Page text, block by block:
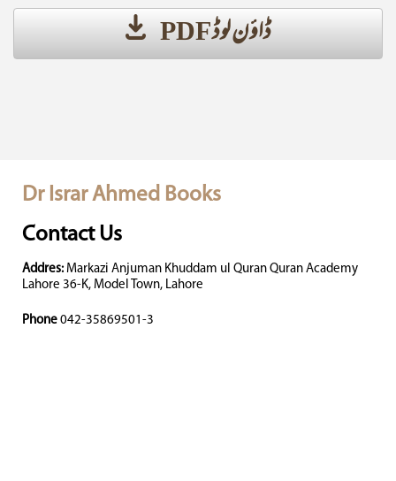
ڈاؤن لوڈ PDF
Dr Israr Ahmed Books
Contact Us
Addres: Markazi Anjuman Khuddam ul Quran Quran Academy
Lahore 36-K, Model Town, Lahore
Phone 042-35869501-3